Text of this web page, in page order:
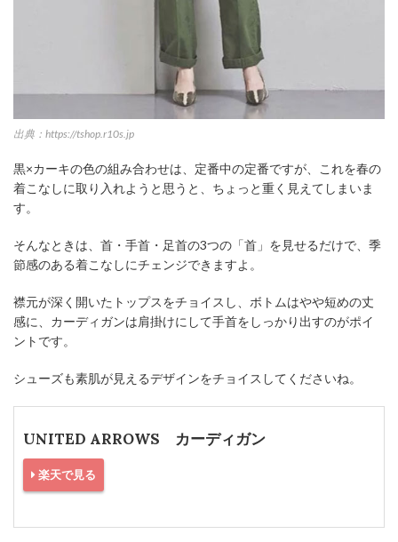
出典：https://tshop.r10s.jp
黒×カーキの色の組み合わせは、定番中の定番ですが、これを春の
着こなしに取り入れようと思うと、ちょっと重く見えてしまいま
す。
そんなときは、首・手首・足首の3つの「首」を見せるだけで、季
節感のある着こなしにチェンジできますよ。
襟元が深く開いたトップスをチョイスし、ボトムはやや短めの丈
感に、カーディガンは肩掛けにして手首をしっかり出すのがポイ
ントです。
シューズも素肌が見えるデザインをチョイスしてくださいね。
UNITED ARROWS カーディガン
楽天で見る